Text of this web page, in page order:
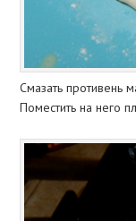
Смазать противень
Поместить на него